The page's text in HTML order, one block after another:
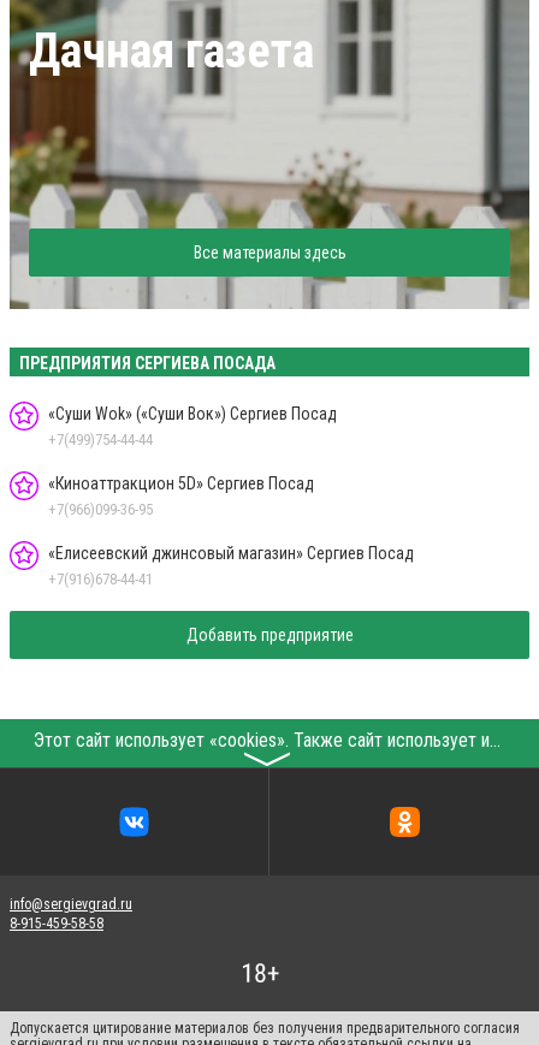
Дачная газета
Все материалы здесь
ПРЕДПРИЯТИЯ СЕРГИЕВА ПОСАДА
«Суши Wok» («Суши Вок») Сергиев Посад
+7(499)754-44-44
«Киноаттракцион 5D» Сергиев Посад
+7(966)099-36-95
«Елисеевский джинсовый магазин» Сергиев Посад
+7(916)678-44-41
Добавить предприятие
Этот сайт использует «cookies». Также сайт использует интернет-сервис для сбора технических данных касательно посетителей с целью получения маркетинговой и статистической информации. Условия обработки данных посетителей сайта см.
〉
info@sergievgrad.ru
8-915-459-58-58
Допускается цитирование материалов без получения предварительного согласия